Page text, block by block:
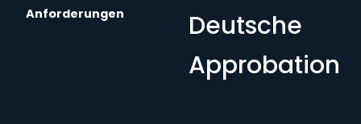
Anforderungen
Deutsche
Approbation